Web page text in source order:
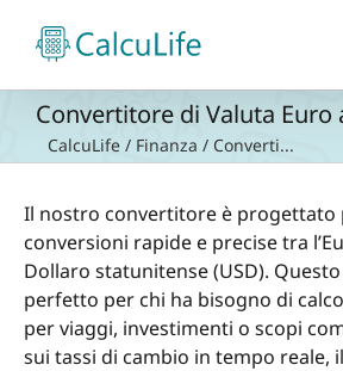
contenuto
Convertitore di Valuta Euro
CalcuLife / Finanza / Converti...
Il nostro convertitore è
conversioni rapide e precise tra
Dollaro statunitense (USD).
perfetto per chi ha bisogno di
per viaggi, investimenti o scopi
sui tassi di cambio in tempo reale,